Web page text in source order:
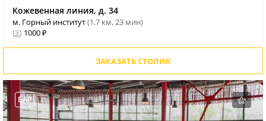
Кожевенная линия, д. 34
м. Горный институт(1.7 км, 23 мин)
1000 ₽
ЗАКАЗАТЬ СТОЛИК
БАР